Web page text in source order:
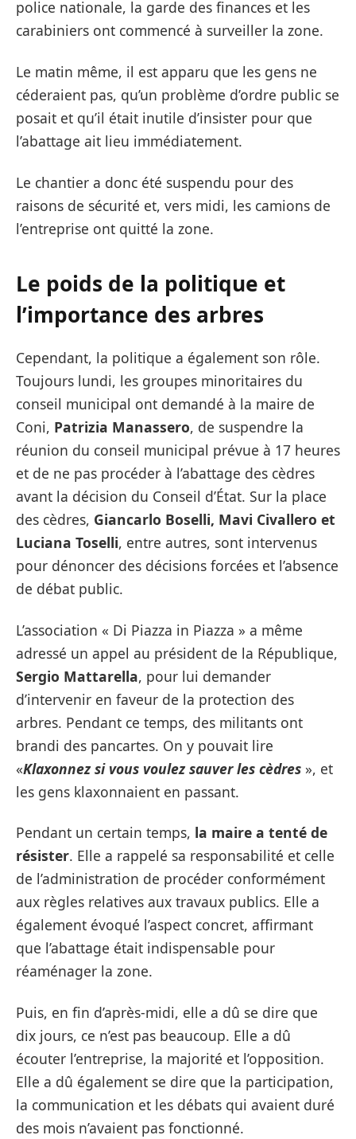
police nationale, la garde des finances et les
carabiniers ont commencé à surveiller la zone.
Le matin même, il est apparu que les gens ne
céderaient pas, qu’un problème d’ordre public se
posait et qu’il était inutile d’insister pour que
l’abattage ait lieu immédiatement.
Le chantier a donc été suspendu pour des
raisons de sécurité et, vers midi, les camions de
l’entreprise ont quitté la zone.
Le poids de la politique et
l’importance des arbres
Cependant, la politique a également son rôle.
Toujours lundi, les groupes minoritaires du
conseil municipal ont demandé à la maire de
Coni, Patrizia Manassero, de suspendre la
réunion du conseil municipal prévue à 17 heures
et de ne pas procéder à l’abattage des cèdres
avant la décision du Conseil d’État. Sur la place
des cèdres, Giancarlo Boselli, Mavi Civallero et
Luciana Toselli, entre autres, sont intervenus
pour dénoncer des décisions forcées et l’absence
de débat public.
L’association « Di Piazza in Piazza » a même
adressé un appel au président de la République,
Sergio Mattarella, pour lui demander
d’intervenir en faveur de la protection des
arbres. Pendant ce temps, des militants ont
brandi des pancartes. On y pouvait lire
«Klaxonnez si vous voulez sauver les cèdres », et
les gens klaxonnaient en passant.
Pendant un certain temps, la maire a tenté de
résister. Elle a rappelé sa responsabilité et celle
de l’administration de procéder conformément
aux règles relatives aux travaux publics. Elle a
également évoqué l’aspect concret, affirmant
que l’abattage était indispensable pour
réaménager la zone.
Puis, en fin d’après-midi, elle a dû se dire que
dix jours, ce n’est pas beaucoup. Elle a dû
écouter l’entreprise, la majorité et l’opposition.
Elle a dû également se dire que la participation,
la communication et les débats qui avaient duré
des mois n’avaient pas fonctionné.